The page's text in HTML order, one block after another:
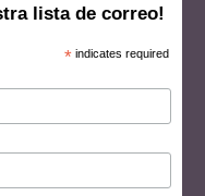
lista de correo!
*indicates required